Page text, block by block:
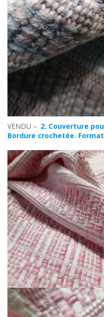
VENDU – 2. Couverture
Bordure crochetée. Format